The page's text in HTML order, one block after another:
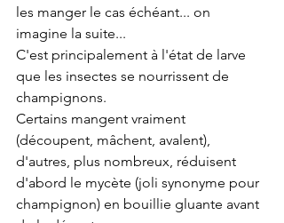
les manger le cas échéant... on
imagine la suite...
C'est principalement à l'état de larve
que les insectes se nourrissent de
champignons.
Certains mangent vraiment
(découpent, mâchent, avalent),
d'autres, plus nombreux, réduisent
d'abord le mycète (joli synonyme pour
champignon) en bouillie gluante avant